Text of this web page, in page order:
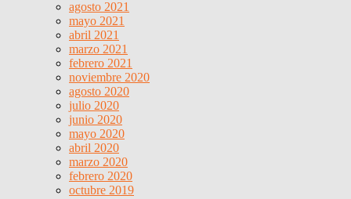
agosto 2021
mayo 2021
abril 2021
marzo 2021
febrero 2021
noviembre 2020
agosto 2020
julio 2020
junio 2020
mayo 2020
abril 2020
marzo 2020
febrero 2020
octubre 2019